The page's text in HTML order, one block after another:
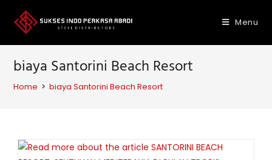
content
Menu
biaya Santorini Beach Resort
Home > biaya Santorini Beach Resort